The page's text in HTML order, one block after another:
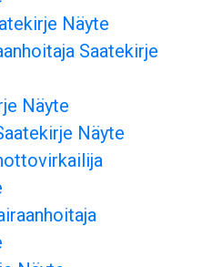
Näyte
Saatekirje
Näyte
Näyte